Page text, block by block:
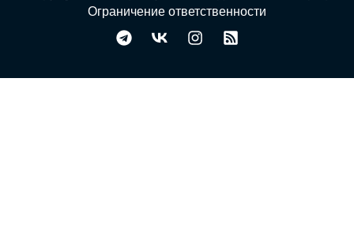
Ограничение ответственности